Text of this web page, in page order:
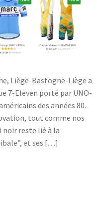
Liège-Bastogne-Liège a
7-Eleven porté par UNO-
des années 80.
tout comme nos
noir reste lié à la
et ses […]